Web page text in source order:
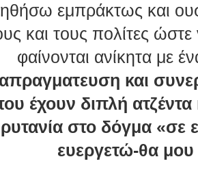
εμπράκτως και
και τους πολίτες
φαίνονται ανίκητα με
και
έχουν διπλή
στο δόγμα «σε
ευεργετώ-θα